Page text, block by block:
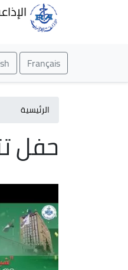
Français
الرئيسية
حفل